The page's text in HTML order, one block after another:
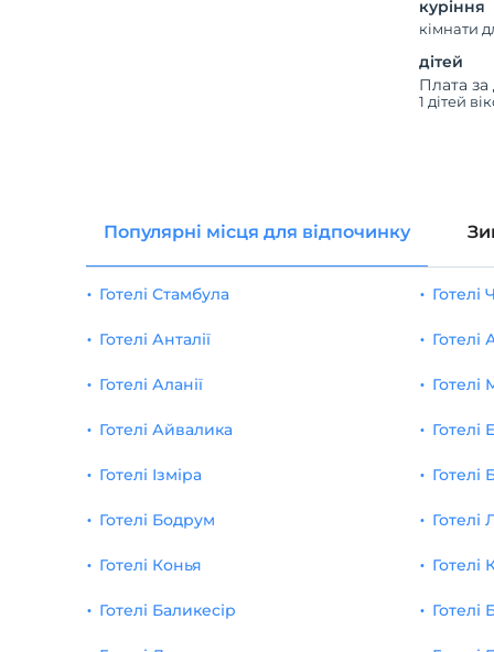
куріння
кімнати
дітей
Плата за
1 дітей
Популярні місця для відпочинку
Готелі Стамбула
Готелі Анталії
Готелі Аланії
Готелі Айвалика
Готелі Ізміра
Готелі
Готелі
Готелі
Готелі
Готелі Бодрум
Готелі Конья
Готелі Баликесір
Готелі
Готелі
Готелі